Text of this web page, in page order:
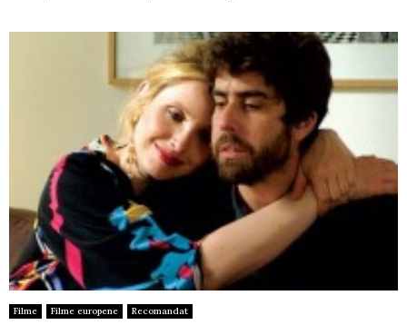
Filme Filme europene Recomandat